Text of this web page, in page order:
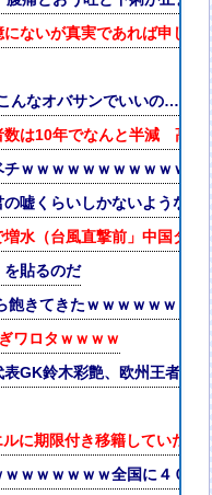
ないが真実であれば申し
んなオバサンでいいの…？」
数は10年でなんと半減 高校
チｗｗｗｗｗｗｗｗｗｗｗ
嘘くらいしかないような
水（台風直撃前」中国ダ
を貼るのだ
飽きてきたｗｗｗｗｗｗｗ
ワロタｗｗｗｗ
GK鈴木彩艶、欧州王者
に期限付き移籍していた
ｗｗｗｗｗｗ全国に４００